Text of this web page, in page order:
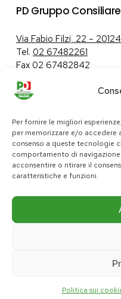
Per fornire le migliori
per memorizzare e/o accedere
consenso a queste tecnologie
comportamento di
acconsentire o ritirare il
caratteristiche e funzioni.
Politica sui
PD Gruppo
Via Fabio Filzi, 22 –
Tel. 02 67482261
Fax 02 67482842
Tutela dei dati personali
Pagine Facebook Gruppo Consiliare PD LombardiaPagina Messenger Gruppo Consiliare PD LombardiaPagina Instagram Gruppo PD